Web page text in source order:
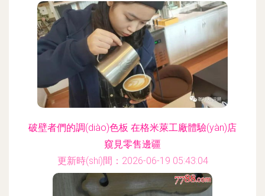
破壁者們的調(diào)色板 在格米萊工廠體驗(yàn)店
窺見零售邊疆
更新時(shí)間：2026-06-19 05:43:04